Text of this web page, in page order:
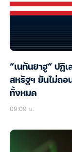
“เนทันยาฮู” ปฏิ
สหรัฐฯ ยันไม่ถอ
ทั้งหมด
09:09 น.